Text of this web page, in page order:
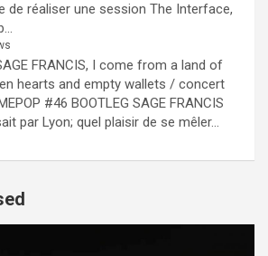
de réaliser une session The Interface,
FRANCIS, I come from a land of
hearts and empty wallets / concert
#46 BOOTLEG SAGE FRANCIS
par Lyon; quel plaisir de se mêler...